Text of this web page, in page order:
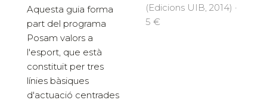
Aquesta guia forma
part del programa
Posam valors a
l'esport, que està
constituït per tres
línies bàsiques
d'actuació centrades
(Edicions UIB, 2014) ·
5 €